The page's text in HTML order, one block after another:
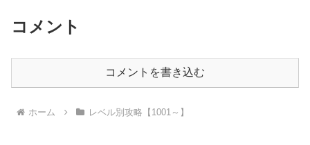
コメント
コメントを書き込む
ホーム レベル別攻略【1001～】